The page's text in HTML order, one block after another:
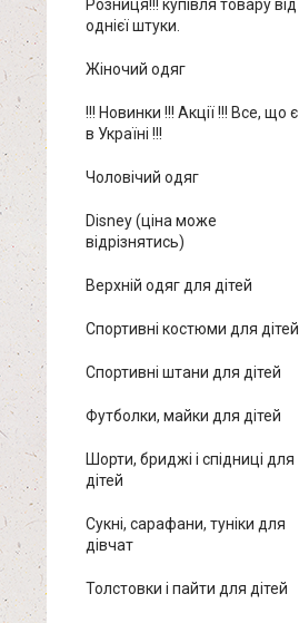
Розниця!!! купівля товару від
однієї штуки.
Жіночий одяг
!!! Новинки !!! Акції !!! Все, що є
в Україні !!!
Чоловічий одяг
Disney (ціна може
відрізнятись)
Верхній одяг для дітей
Спортивні костюми для дітей
Спортивні штани для дітей
Футболки, майки для дітей
Шорти, бриджі і спідниці для
дітей
Сукні, сарафани, туніки для
дівчат
Толстовки і пайти для дітей